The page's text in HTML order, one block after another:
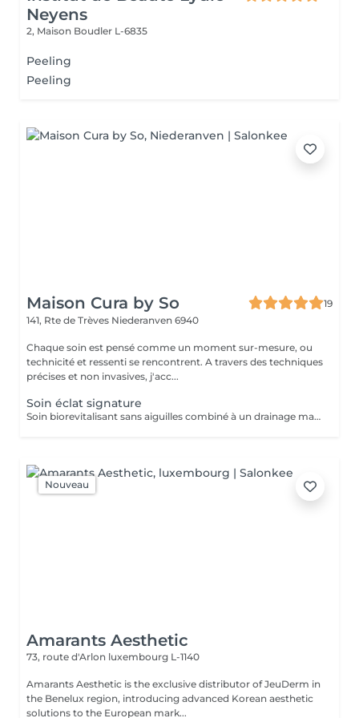
Neyens
2, Maison Boudler L-6835
Peeling
Peeling
Maison Cura by So
19
141, Rte de Trèves Niederanven 6940
Chaque soin est pensé comme un moment sur-mesure, ou
technicité et ressenti se rencontrent. A travers des techniques
précises et non invasives, j'acc...
Soin éclat signature
Soin biorevitalisant sans aiguilles combiné à un drainage manuel lent et doux pour stimuler la circulation, repulper et revitaliser la peau. Idéal pour améliorer l'éclat, l'élasticité et la fermeté du visage ou du cou. Chaque séance est personnalisée selon vos besoins, pour des résultats visibles et durables
Nouveau
Amarants Aesthetic
73, route d'Arlon luxembourg L-1140
Amarants Aesthetic is the exclusive distributor of JeuDerm in
the Benelux region, introducing advanced Korean aesthetic
solutions to the European mark...